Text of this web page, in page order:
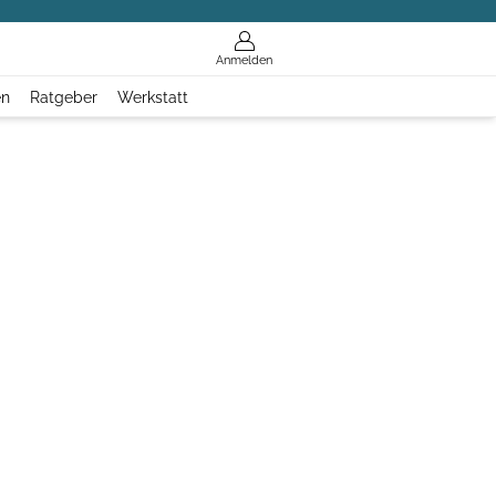
Anmelden
Ratgeber Werkstatt